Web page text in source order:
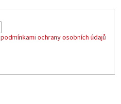
podmínkami ochrany osobních údajů